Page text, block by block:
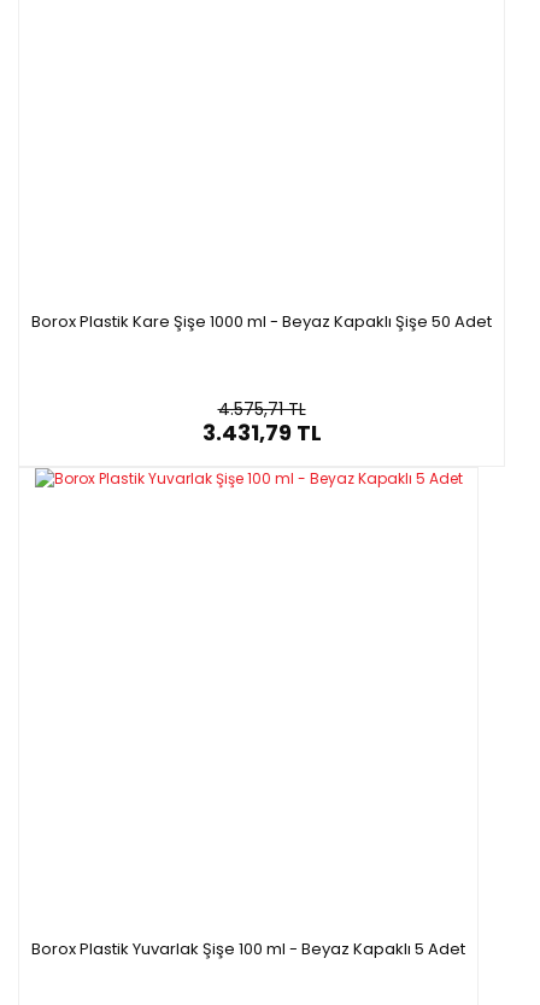
Borox Plastik Kare Şişe 1000 ml - Beyaz Kapaklı Şişe 50 Adet
4.575,71 TL
3.431,79 TL
Borox Plastik Yuvarlak Şişe 100 ml - Beyaz Kapaklı 5 Adet